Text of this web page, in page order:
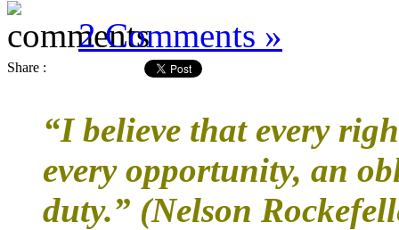
2 Comments »
Share :
“I believe that every
every opportunity, an
duty.” (Nelson